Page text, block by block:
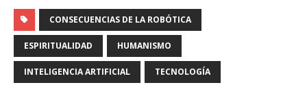
CONSECUENCIAS DE LA ROBÓTICA
ESPIRITUALIDAD HUMANISMO
INTELIGENCIA ARTIFICIAL TECNOLOGÍA